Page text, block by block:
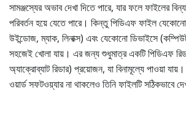
সামঞ্জস্যের অভাব দেখা দিতে পারে, যার ফলে
পরিবর্তন হয়ে যেতে পারে। কিন্তু পিডিএফ ফাইল যেকোনো
উইন্ডোজ, ম্যাক, লিনাক্স) এবং যেকোনো ডিভাইসে
সহজেই খোলা যায়। এর জন্য শুধুমাত্র একটি পিডিএফ
অ্যাক্রোব্যাট রিডার) প্রয়োজন, যা বিনামূল্যে পাওয়া
ওয়ার্ড সফটওয়্যার না থাকলেও তিনি ফাইলটি সঠিকভাবে